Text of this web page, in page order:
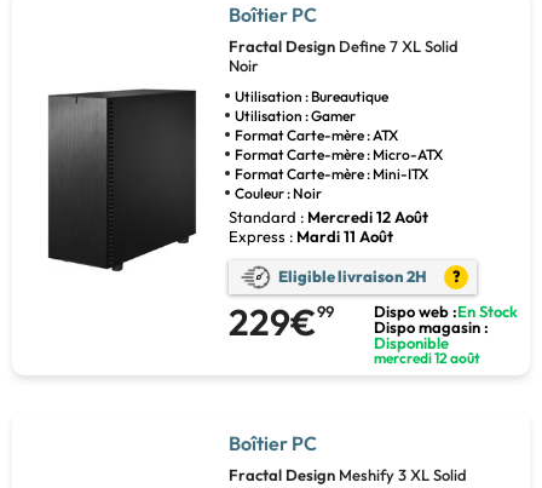
Boîtier PC
Fractal Design Define 7 XL Solid
Noir
Utilisation : Bureautique
Utilisation : Gamer
Format Carte-mère : ATX
Format Carte-mère : Micro-ATX
Format Carte-mère : Mini-ITX
Couleur : Noir
Standard : Mercredi 12 Août
Express : Mardi 11 Août
Eligible livraison 2H ?
229€99 Dispo web :En Stock
Dispo magasin :
Disponible
mercredi 12 août
Boîtier PC
Fractal Design Meshify 3 XL Solid